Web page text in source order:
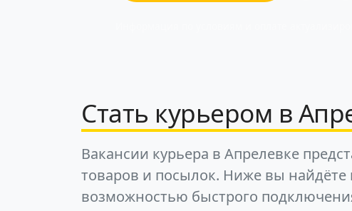
Стать курьером в
Вакансии курьера в Апрелевке
товаров и посылок. Ниже вы
возможностью быстрого